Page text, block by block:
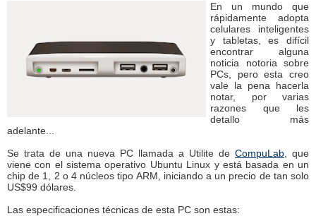
En un mundo que
rápidamente adopta
celulares inteligentes
y tabletas, es difícil
encontrar alguna
noticia notoria sobre
PCs, pero esta creo
vale la pena hacerla
notar, por varias
razones que les
detallo más
adelante...
Se trata de una nueva PC llamada a Utilite de CompuLab , que
viene con el sistema operativo Ubuntu Linux y está basada en un
chip de 1, 2 o 4 núcleos tipo ARM, iniciando a un precio de tan solo
US$99 dólares.
Las especificaciones técnicas de esta PC son estas: